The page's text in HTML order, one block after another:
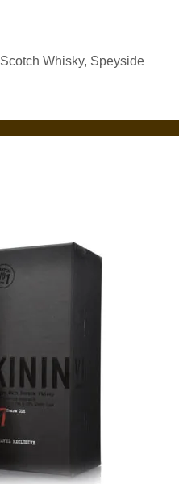
Scotch Whisky, Speyside